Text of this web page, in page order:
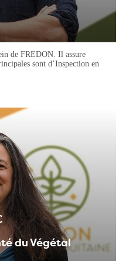
de FREDON. Il assure
sont d’Inspection en
du Végétal